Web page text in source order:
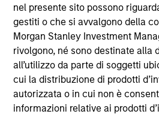
nel presente sito possono
gestiti o che si avvalgono della
Morgan Stanley Investment
rivolgono, né sono destinate alla
all’utilizzo da parte di soggetti
cui la distribuzione di prodotti
autorizzata o in cui non è
informazioni relative ai prodotti
approach to development and
Research into Fixed Income
the co-chair of the Morgan
Management Diversity Council.
role, Anuj was the Head of Fixed
Research, with responsibilities
investment grade, high yield,
markets. He joined Morgan